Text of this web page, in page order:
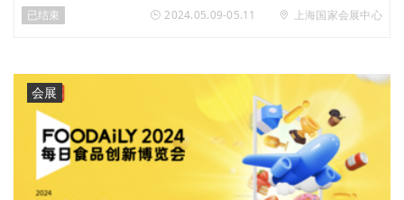
已结束 2024.05.09-05.11 上海国家会展中心
会展